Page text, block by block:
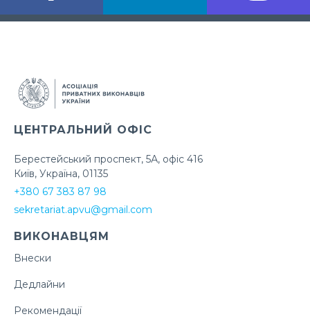
ЦЕНТРАЛЬНИЙ ОФІС
Берестейський проспект, 5А, офіс 416
Київ, Україна, 01135
+380 67 383 87 98
sekretariat.apvu@gmail.com
ВИКОНАВЦЯМ
Внески
Дедлайни
Рекомендації